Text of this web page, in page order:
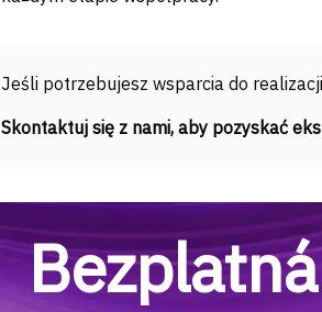
Jeśli potrzebujesz wsparcia do
Skontaktuj się z nami, aby pozyskać